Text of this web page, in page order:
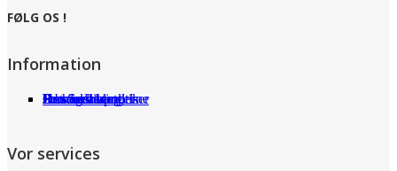
FØLG OS !
Information
Om Serviwet
Serviwet blog
Forhandlere
Persondatapolitik
Handelsbetingelser
Det siger kunderne
Jobs
Vor services